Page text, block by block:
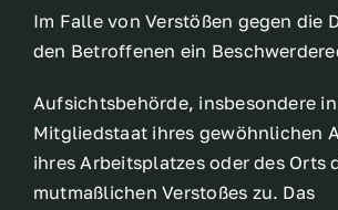
Im Falle von Verstößen gegen die
den Betroffenen ein
Aufsichtsbehörde, insbesondere
Mitgliedstaat ihres gewöhnlichen
ihres Arbeitsplatzes oder des Orts
mutmaßlichen Verstoßes zu. Das